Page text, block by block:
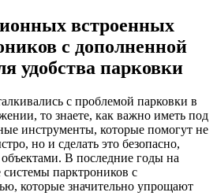
встроенных
с дополненной
удобства парковки
с проблемой парковки в
то знаете, как важно иметь под
инструменты, которые помогут не
но и сделать это безопасно,
В последние годы на
парктроников с
которые значительно упрощают